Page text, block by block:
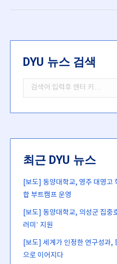
DYU 뉴스 검색
Search:
최근 DYU 뉴스
[보도] 동양대학교, 영주 대영고
합 부트캠프 운영
[보도] 동양대학교, 의성군 집중
러미’ 지원
[보도] 세계가 인정한 연구성과,
으로 이어지다